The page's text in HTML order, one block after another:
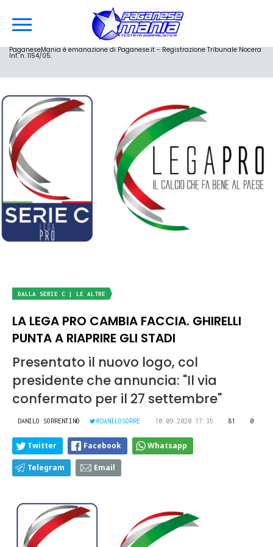
PaganeseMania è emanazione di Paganese.it - Registrazione Tribunale Nocera
Inf. n. 1154/05.
DALLA SERIE C | LE ALTRE
LA LEGA PRO CAMBIA FACCIA. GHIRELLI
PUNTA A RIAPRIRE GLI STADI
Presentato il nuovo logo, col
presidente che annuncia: "Il via
confermato per il 27 settembre"
DANILO SORRENTINO @DANILOSORRE 10.09.2020 17:35 81 0
Twitter Facebook Whatsapp
Telegram Email